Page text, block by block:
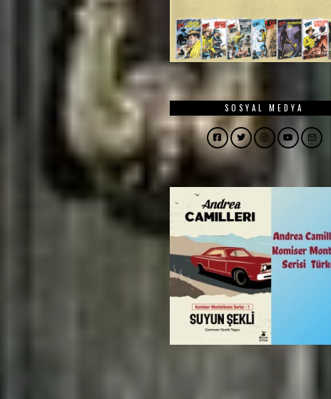
SOSYAL MEDYA
Facebook
TwitterInstagram
YouTube
Email